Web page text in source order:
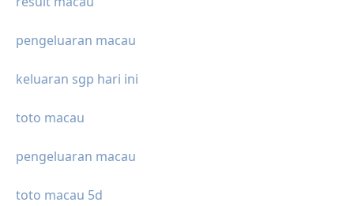
pengeluaran macau
keluaran sgp hari ini
toto macau
pengeluaran macau
toto macau 5d